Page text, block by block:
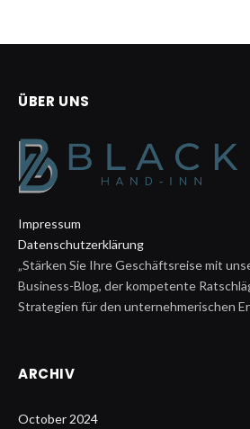
ÜBER UNS
Impressum
Datenschutzerklärung
„Stärken Sie Ihre Geschäftsreise mit
Business-Blog, der kompetente
Strategien für den unternehmerischen
ARCHIV
October 2024